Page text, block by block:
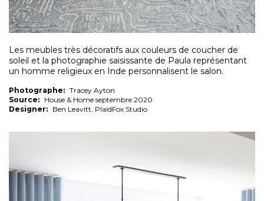
Les meubles très décoratifs aux couleurs de coucher de
soleil et la photographie saisissante de Paula représentant
un homme religieux en Inde personnalisent le salon.
Photographe: Tracey Ayton
Source: House & Home septembre 2020
Designer: Ben Leavitt, PlaidFox Studio